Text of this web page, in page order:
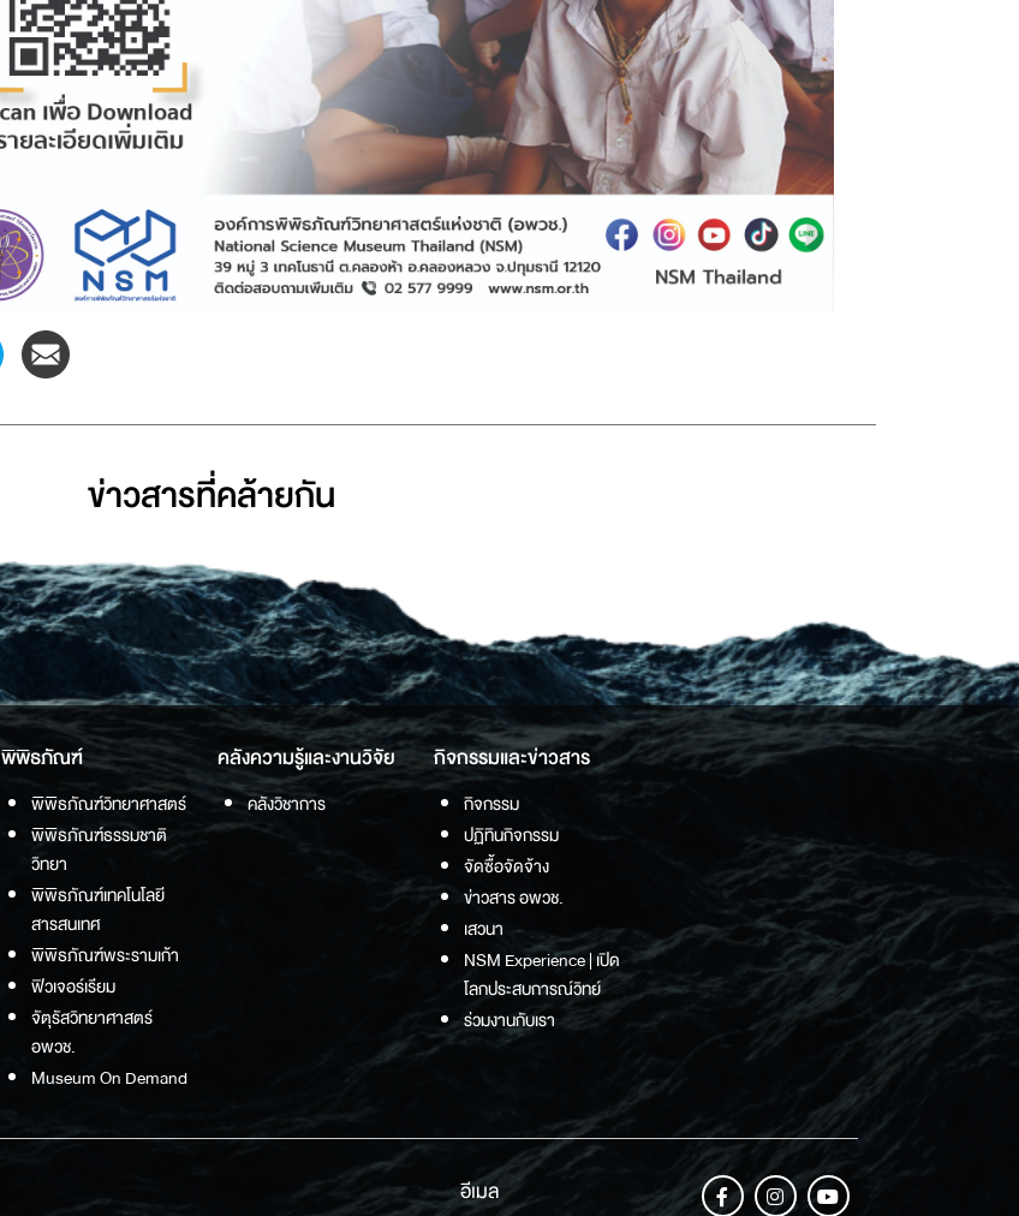
ข่าวสารที่่คล้ายกัน
พิพิธภัณฑ์
พิพิธภัณฑ์วิทยาศาสตร์
พิพิธภัณฑ์ธรรมชาติ
วิทยา
พิพิธภัณฑ์เทคโนโลยี
สารสนเทศ
พิพิธภัณฑ์พระรามเก้า
ฟิวเจอร์เรียม
จัตุรัสวิทยาศาสตร์
อพวช.
Museum On Demand
คลังความรู้และงานวิจัย
คลังวิชาการ
กิจกรรมและข่าวสาร
กิจกรรม
ปฏิทินกิจกรรม
จัดซื้อจัดจ้าง
ข่าวสาร อพวช.
เสวนา
NSM Experience | เปิด
โลกประสบการณ์วิทย์
ร่วมงานกับเรา
อีเมล